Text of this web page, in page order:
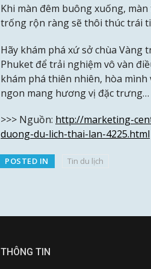
Khi màn đêm buông xuống,
trống rộn ràng sẽ thôi thúc trái
Hãy khám phá xứ sở chùa Vàng
Phuket để trải nghiệm vô vàn
khám phá thiên nhiên, hòa
ngon mang hương vị đặc trưng…
>>> Nguồn: http://marketing-
duong-du-lich-thai-lan-4225.html
POSTED IN Tin du lịch
THÔNG TIN